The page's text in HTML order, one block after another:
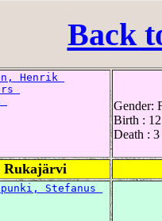
Back
Henrik
Gender:
Birth :
Death :
Rukajärvi
Stefanus